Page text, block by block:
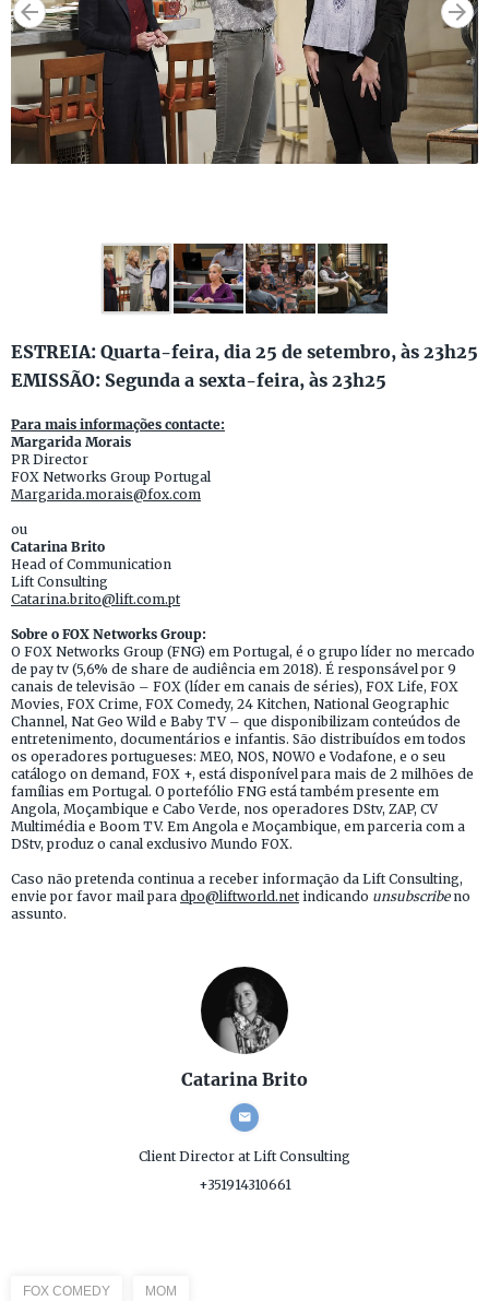
ESTREIA: Quarta-feira, dia 25 de setembro, às 23h25
EMISSÃO: Segunda a sexta-feira, às 23h25
Para mais informações contacte:
Margarida Morais
PR Director
FOX Networks Group Portugal
Margarida.morais@fox.com
ou
Catarina Brito
Head of Communication
Lift Consulting
Catarina.brito@lift.com.pt
Sobre o FOX Networks Group:
O FOX Networks Group (FNG) em Portugal, é o grupo líder no mercado
de pay tv (5,6% de share de audiência em 2018). É responsável por 9
canais de televisão – FOX (líder em canais de séries), FOX Life, FOX
Movies, FOX Crime, FOX Comedy, 24 Kitchen, National Geographic
Channel, Nat Geo Wild e Baby TV – que disponibilizam conteúdos de
entretenimento, documentários e infantis. São distribuídos em todos
os operadores portugueses: MEO, NOS, NOWO e Vodafone, e o seu
catálogo on demand, FOX +, está disponível para mais de 2 milhões de
famílias em Portugal. O portefólio FNG está também presente em
Angola, Moçambique e Cabo Verde, nos operadores DStv, ZAP, CV
Multimédia e Boom TV. Em Angola e Moçambique, em parceria com a
DStv, produz o canal exclusivo Mundo FOX.
Caso não pretenda continua a receber informação da Lift Consulting,
envie por favor mail para dpo@liftworld.netindicando unsubscribeno
assunto.
Catarina Brito
Client Director at Lift Consulting
+351914310661
FOX COMEDY MOM